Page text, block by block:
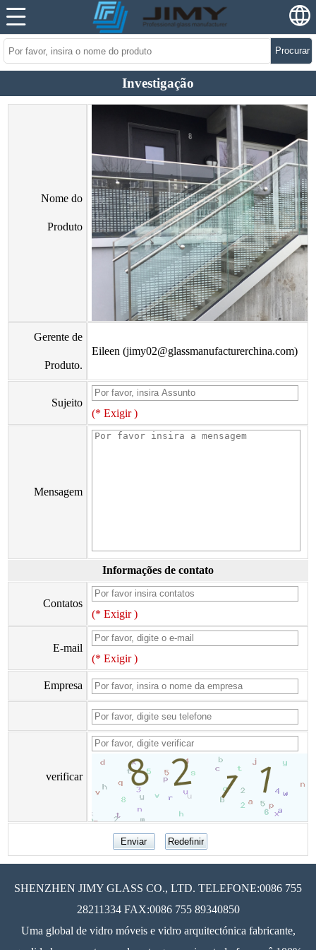
Procurar
Investigação
Nome do
Produto
Gerente de
Produto.
Eileen (jimy02@glassmanufacturerchina.com)
Sujeito
(* Exigir )
Mensagem
Informações de contato
Contatos
(* Exigir )
E-mail
(* Exigir )
Empresa
verificar
SHENZHEN JIMY GLASS CO., LTD. TELEFONE:0086 755
28211334 FAX:0086 755 89340850
Uma global de vidro móveis e vidro arquitectónica fabricante,